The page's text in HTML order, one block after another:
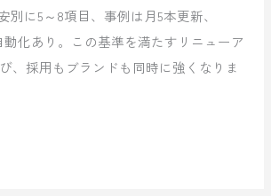
別に5～8項目、事例は月5本更新、
動化あり。この基準を満たすリニューア
、採用もブランドも同時に強くなりま